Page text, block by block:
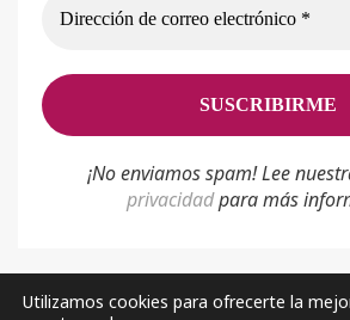
¡No enviamos spam! Lee
privacidadpara más
Política de privacidad Aviso Legal
Utilizamos cookies para ofrecerte la